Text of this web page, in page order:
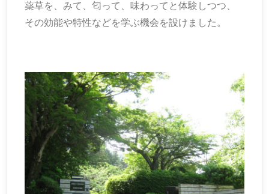
薬草を、みて、匂って、味わってと体験しつつ、
その効能や特性などを学ぶ機会を設けました。